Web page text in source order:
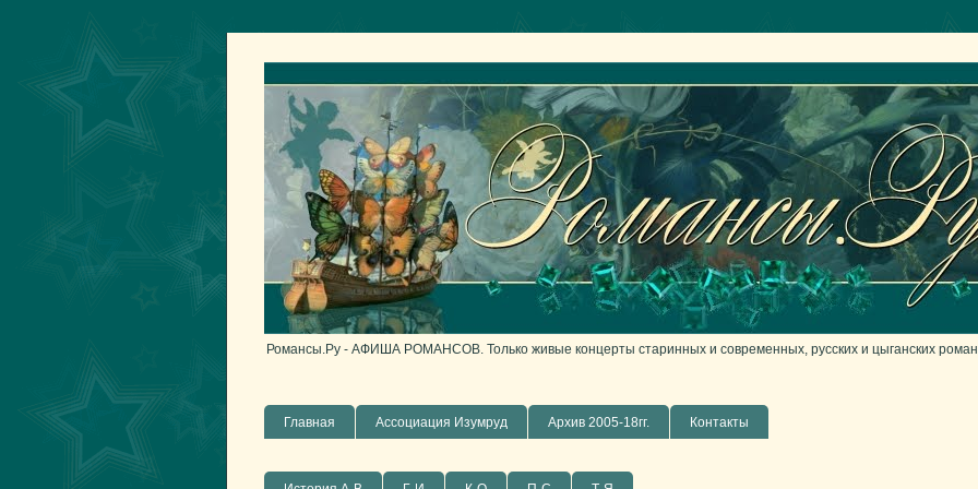
Романсы.Ру - АФИША РОМАНСОВ. Только живые концерты старинных и современных, русских и цыганских
Главная Ассоциация Изумруд Архив 2005-18гг. Контакты